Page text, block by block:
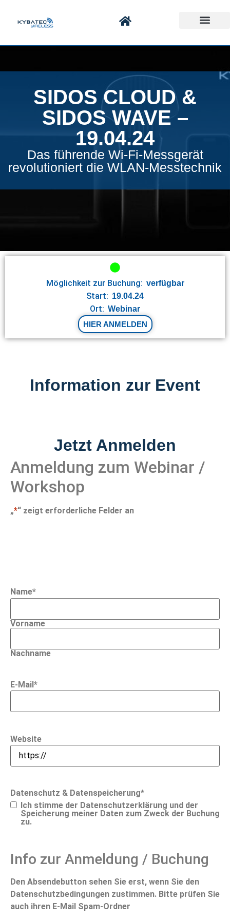
SIDOS CLOUD &
SIDOS WAVE –
19.04.24
Das führende Wi-Fi-Messgerät
revolutioniert die WLAN-Messtechnik
Möglichkeit zur Buchung: verfügbar
Start: 19.04.24
Ort: Webinar
HIER ANMELDEN
Information zur Event
Jetzt Anmelden
Anmeldung zum Webinar /
Workshop
„*“ zeigt erforderliche Felder an
Name*
Vorname
Nachname
E-Mail *
Website
Datenschutz & Datenspeicherung*
Ich stimme der Datenschutzerklärung und der
Speicherung meiner Daten zum Zweck der Buchung
zu.
Info zur Anmeldung / Buchung
Den Absendebutton sehen Sie erst, wenn Sie den
Datenschutzbedingungen zustimmen. Bitte prüfen Sie
auch ihren E-Mail Spam-Ordner